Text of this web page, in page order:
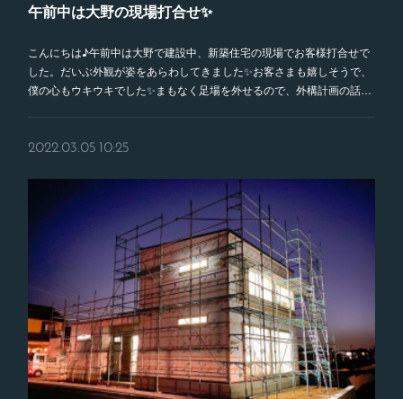
午前中は大野の現場打合せ✨
こんにちは♪午前中は大野で建設中、新築住宅の現場でお客様打合せで
した。だいぶ外観が姿をあらわしてきました✨お客さまも嬉しそうで、
僕の心もウキウキでした✨まもなく足場を外せるので、外構計画の話…
2022.03.05 10:25